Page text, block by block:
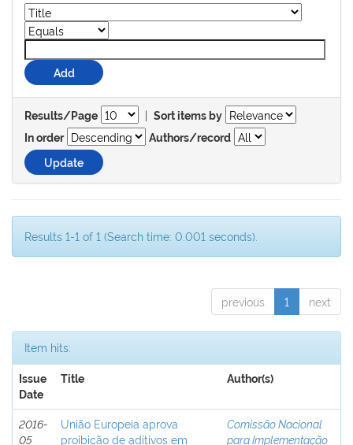
Results/Page | Sort items by
In order
Authors/record
Results 1-1 of 1 (Search time: 0.001 seconds).
previous 1 next
Item hits:
Issue
Date
Title Author(s)
2016-
05
União Europeia aprova
proibição de aditivos em
Comissão Nacional
para Implementação